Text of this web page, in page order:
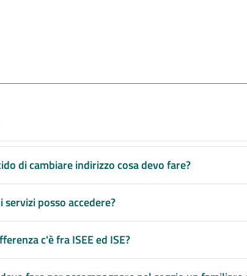
di ricerca
di cambiare indirizzo cosa devo fare?
servizi posso accedere?
c'è fra ISEE ed ISE?